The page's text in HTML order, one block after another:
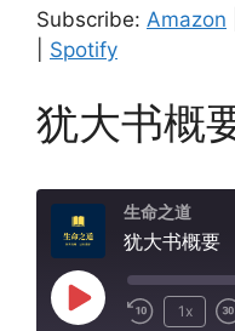
RSS FEED
LINK
EMBED
Subscribe: Amazon
Spotify
犹大书概
生命之道
犹大书概要
Play
1x